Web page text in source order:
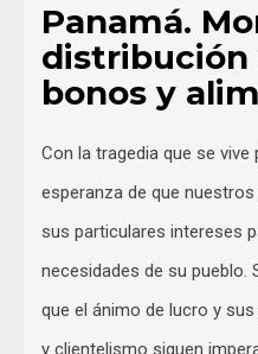
Panamá.
distribución
bonos y
Con la tragedia que se
esperanza de que
sus particulares intereses
necesidades de su pueblo.
que el ánimo de lucro y
y clientelismo siguen